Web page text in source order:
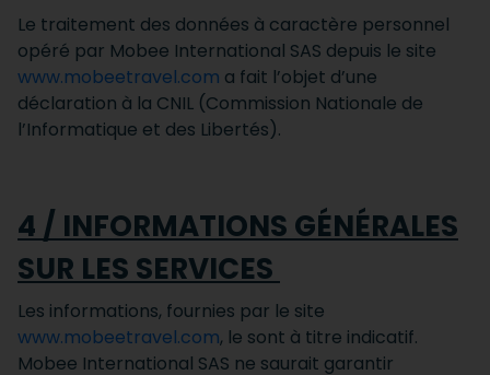
Le traitement des données à caractère personnel
opéré par Mobee International SAS depuis le site
www.mobeetravel.com a fait l’objet d’une
déclaration à la CNIL (Commission Nationale de
l’Informatique et des Libertés).
4 / INFORMATIONS GÉNÉRALES
SUR LES SERVICES
Les informations, fournies par le site
www.mobeetravel.com, le sont à titre indicatif.
Mobee International SAS ne saurait garantir